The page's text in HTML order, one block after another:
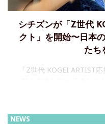
シチズンが「Z世代
クト」を開始〜日本
たち
「Z世代 KOGEI ARTIST
は、日本の伝統工芸を次
NEWS